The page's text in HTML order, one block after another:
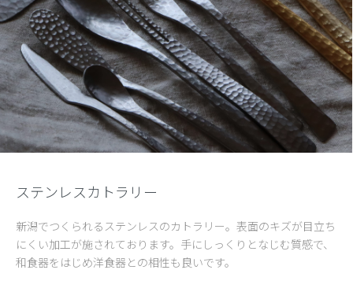
ステンレスカトラリー
新潟でつくられるステンレスのカトラリー。表面のキズが目立ち
にくい加工が施されております。手にしっくりとなじむ質感で、
和食器をはじめ洋食器との相性も良いです。